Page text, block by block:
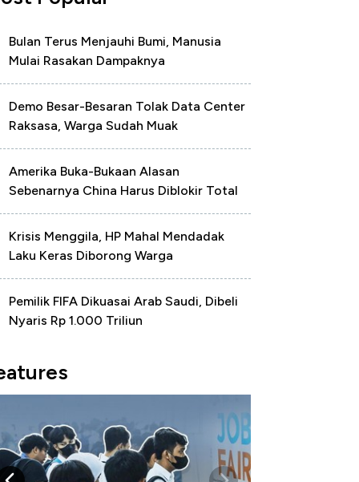
Bulan Terus Menjauhi Bumi, Manusia
Mulai Rasakan Dampaknya
Demo Besar-Besaran Tolak Data Center
Raksasa, Warga Sudah Muak
Amerika Buka-Bukaan Alasan
Sebenarnya China Harus Diblokir Total
Krisis Menggila, HP Mahal Mendadak
Laku Keras Diborong Warga
Pemilik FIFA Dikuasai Arab Saudi, Dibeli
Nyaris Rp 1.000 Triliun